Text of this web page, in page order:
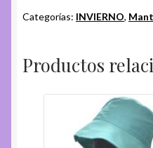
Categorías: INVIERNO,
Productos